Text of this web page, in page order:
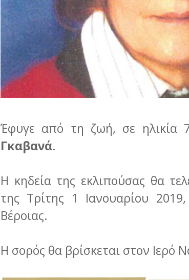
Έφυγε από τη ζωή, σε ηλικία
Γκαβανά.
Η κηδεία της εκλιπούσας θα
της Τρίτης 1 Ιανουαρίου
Βέροιας.
Η σορός θα βρίσκεται στον Ιερό